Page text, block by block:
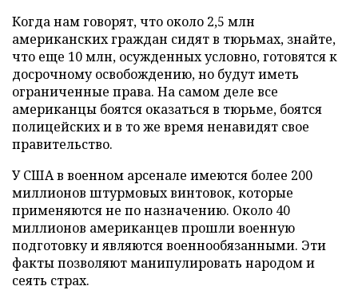
Когда нам говорят, что около 2,5 млн
американских граждан сидят в тюрьмах, знайте,
что еще 10 млн, осужденных условно, готовятся к
досрочному освобождению, но будут иметь
ограниченные права. На самом деле все
американцы боятся оказаться в тюрьме, боятся
полицейских и в то же время ненавидят свое
правительство.
У США в военном арсенале имеются более 200
миллионов штурмовых винтовок, которые
применяются не по назначению. Около 40
миллионов американцев прошли военную
подготовку и являются военнообязанными. Эти
факты позволяют манипулировать народом и
сеять страх.